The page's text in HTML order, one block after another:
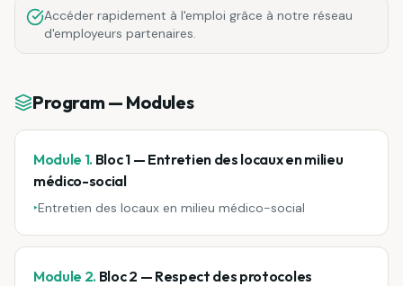
Accéder rapidement à l'emploi grâce à notre réseau
d'employeurs partenaires.
Program — Modules
Module 1. Bloc 1 — Entretien des locaux en milieu
médico-social
‣Entretien des locaux en milieu médico-social
Module 2. Bloc 2 — Respect des protocoles